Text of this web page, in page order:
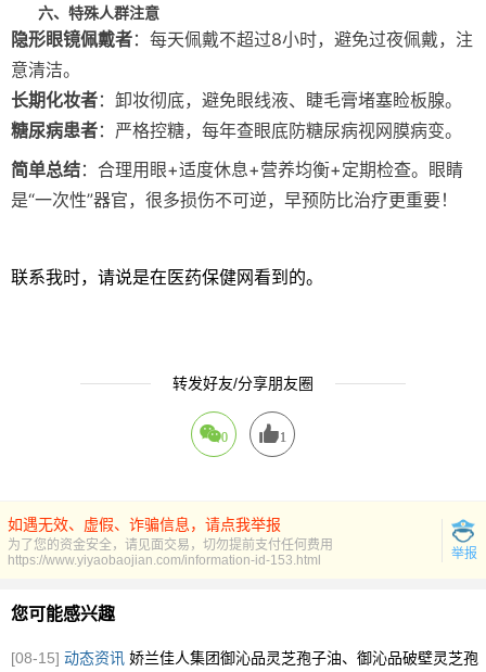
六、特殊人群注意
隐形眼镜佩戴者：每天佩戴不超过8小时，避免过夜佩戴，注
意清洁。
长期化妆者：卸妆彻底，避免眼线液、睫毛膏堵塞睑板腺。
糖尿病患者：严格控糖，每年查眼底防糖尿病视网膜病变。
简单总结：合理用眼+适度休息+营养均衡+定期检查。眼睛
是“一次性”器官，很多损伤不可逆，早预防比治疗更重要！
联系我时，请说是在医药保健网看到的。
转发好友/分享朋友圈
0 1
如遇无效、虚假、诈骗信息，请点我举报
为了您的资金安全，请见面交易，切勿提前支付任何费用
举报
https://www.yiyaobaojian.com/information-id-153.html
您可能感兴趣
[08-15] 动态资讯 娇兰佳人集团御沁品灵芝孢子油、御沁品破壁灵芝孢